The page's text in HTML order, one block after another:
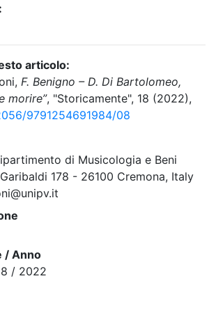
articolo:
F. Benigno – D. Di Bartolomeo,
morire”, "Storicamente", 18 (2022),
9791254691984/08
di Musicologia e Beni
178 - 26100 Cremona, Italy
/ Anno
/ 2022